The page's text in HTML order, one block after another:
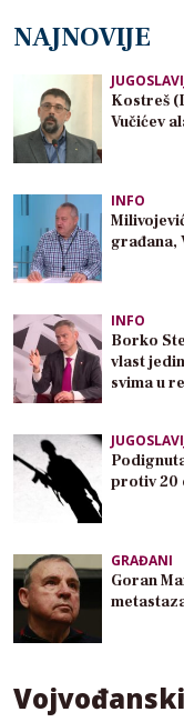
NAJNOVIJE
Kostreš
Vučićev
INFO
građana,
INFO
Borko
vlast
svima u
protiv 20
GRAĐANI
Goran